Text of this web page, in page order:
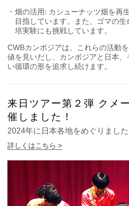
・畑の活用: カシューナッツ畑を再
目指しています。また、ゴマの
培実験にも挑戦しています。
CWBカンボジアは、これらの活動
値を見いだし、カンボジアと日本
い循環の形を追求し続けます。
来日ツアー第２弾 クメ
催しました！
2024年に日本各地をめぐりました
詳しくはこちら >